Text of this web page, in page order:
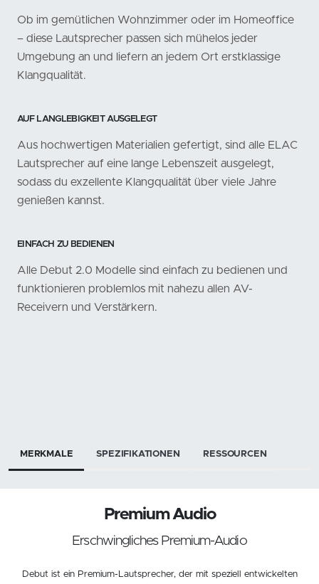
Ob im gemütlichen Wohnzimmer oder im Homeoffice
– diese Lautsprecher passen sich mühelos jeder
Umgebung an und liefern an jedem Ort erstklassige
Klangqualität.
AUF LANGLEBIGKEIT AUSGELEGT
Aus hochwertigen Materialien gefertigt, sind alle ELAC
Lautsprecher auf eine lange Lebenszeit ausgelegt,
sodass du exzellente Klangqualität über viele Jahre
genießen kannst.
EINFACH ZU BEDIENEN
Alle Debut 2.0 Modelle sind einfach zu bedienen und
funktionieren problemlos mit nahezu allen AV-
Receivern und Verstärkern.
MERKMALE SPEZIFIKATIONEN RESSOURCEN
Premium Audio
Erschwingliches Premium-Audio
Debut ist ein Premium-Lautsprecher, der mit speziell entwickelten